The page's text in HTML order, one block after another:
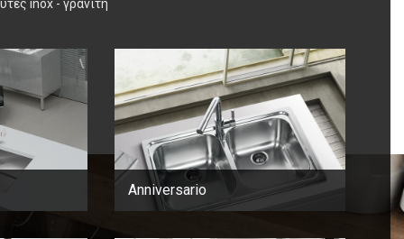
inox - γρανίτη
Anniversario